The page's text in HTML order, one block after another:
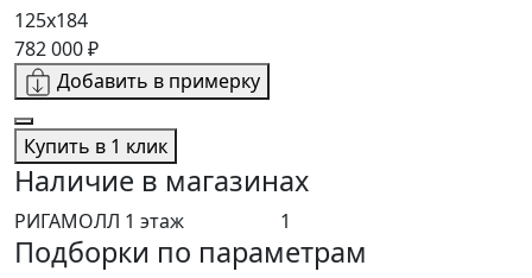
125x184
782 000 ₽
Добавить в примерку
Купить в 1 клик
Наличие в магазинах
РИГАМОЛЛ 1 этаж 1
Подборки по параметрам